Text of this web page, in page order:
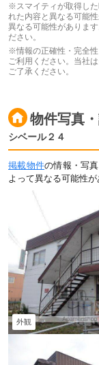
※スマイティが取得し
れた内容と異なる可能
異なる可能性がありま
ださい。
※情報の正確性・完全
ご利用ください。当社
ご了承ください。
物件写真
シベール２４
掲載物件の情報・写
よって異なる可能性が
外観